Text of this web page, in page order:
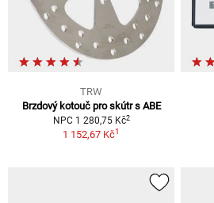
TRW
Brzdový kotouč pro skútr s ABE
NPC 1 280,75 Kč2
1 152,67 Kč1